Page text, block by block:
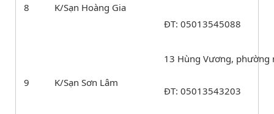
8 K/Sạn Hoàng Gia
ĐT: 05013545088
9 K/Sạn Sơn Lâm
13 Hùng Vương, phường
ĐT: 05013543203